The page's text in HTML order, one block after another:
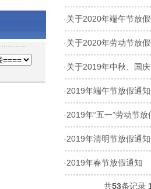
·关于2020年端午节放
·关于2020年劳动节放
·关于2019年中秋、国
·2019年端午节放假通知
·2019年“五一”劳动节放
·2019年清明节放假通知
·2019年春节放假通知
共53条记录